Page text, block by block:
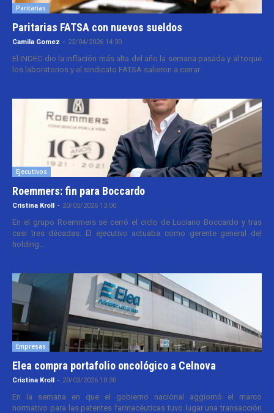
Paritarias
Paritarias FATSA con nuevos sueldos
Camila Gomez - 22/04/2026 14:30
El INDEC dio la inflación más alta del año la semana pasada y al toque
los laboratorios y el sindicato FATSA salieron a cerrar...
Ejecutivos
Roemmers: fin para Boccardo
Cristina Kroll - 20/05/2026 13:00
En el grupo Roemmers se cerró el ciclo de Luciano Boccardo y tras
casi tres décadas. El ejecutivo actuaba como gerente general del
holding...
Empresas
Elea compra portafolio oncológico a Celnova
Cristina Kroll - 20/03/2026 10:30
En la semana en que el gobierno nacional aggiornó el marco
normativo para las patentes farmacéuticas tuvo lugar una transacción